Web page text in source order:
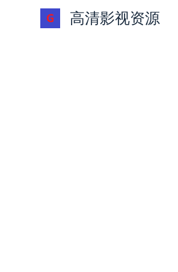
高清影视资源